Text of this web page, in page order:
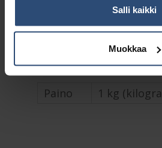
Salli kaikki
Muokkaa
Paino 1 kg